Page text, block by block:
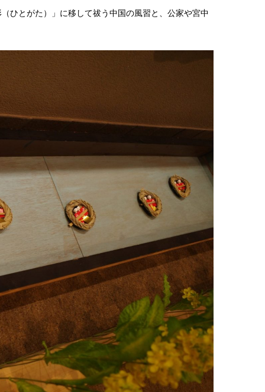
ひとがた）」に移して祓う中国の風習と、公家や宮中